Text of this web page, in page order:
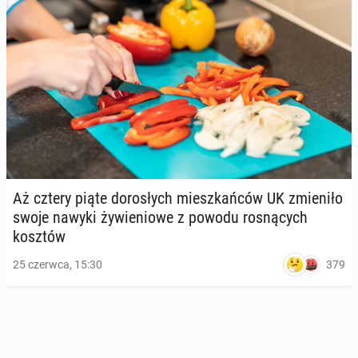
Aż cztery piąte do­ro­słych miesz­kań­ców UK zmie­ni­ło
swoje nawyki ży­wie­nio­we z powodu ro­sną­cych
kosztów
25 czerwca, 15:30 379